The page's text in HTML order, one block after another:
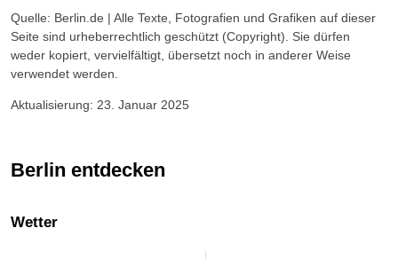
Quelle: Berlin.de | Alle Texte, Fotografien und Grafiken auf dieser
Seite sind urheberrechtlich geschützt (Copyright). Sie dürfen
weder kopiert, vervielfältigt, übersetzt noch in anderer Weise
verwendet werden.
Aktualisierung: 23. Januar 2025
Berlin entdecken
Wetter